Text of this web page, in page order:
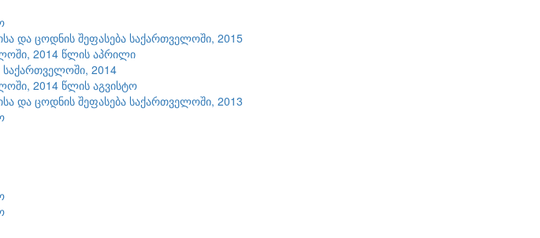
და ცოდნის შეფასება საქართველოში, 2015
2014 წლის აპრილი
2014
2014 წლის აგვისტო
და ცოდნის შეფასება საქართველოში, 2013